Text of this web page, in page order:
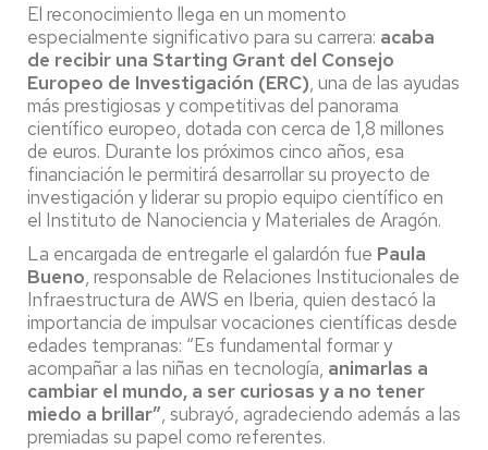
El reconocimiento llega en un momento
especialmente significativo para su carrera: acaba
de recibir una Starting Grant del Consejo
Europeo de Investigación (ERC), una de las ayudas
más prestigiosas y competitivas del panorama
científico europeo, dotada con cerca de 1,8 millones
de euros. Durante los próximos cinco años, esa
financiación le permitirá desarrollar su proyecto de
investigación y liderar su propio equipo científico en
el Instituto de Nanociencia y Materiales de Aragón.
La encargada de entregarle el galardón fue Paula
Bueno, responsable de Relaciones Institucionales de
Infraestructura de AWS en Iberia, quien destacó la
importancia de impulsar vocaciones científicas desde
edades tempranas: “Es fundamental formar y
acompañar a las niñas en tecnología, animarlas a
cambiar el mundo, a ser curiosas y a no tener
miedo a brillar”, subrayó, agradeciendo además a las
premiadas su papel como referentes.